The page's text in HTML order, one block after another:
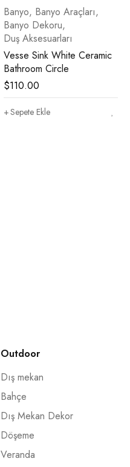
Banyo, Banyo Araçları,
Banyo Dekoru,
Duş Aksesuarları
Vesse Sink White Ceramic
Bathroom Circle
$110.00
Sepete Ekle
Outdoor
Dış mekan
Bahçe
Dış Mekan Dekor
Döşeme
Veranda